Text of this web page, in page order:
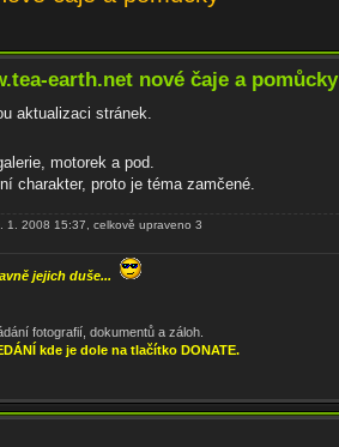
earth.net nové čaje a pomůcky
aktualizaci stránek.
motorek a pod.
charakter, proto je téma zamčené.
1. 2008 15:37, celkově upraveno 3
jejich duše...
fotografií, dokumentů a záloh.
kde je dole na tlačítko DONATE.